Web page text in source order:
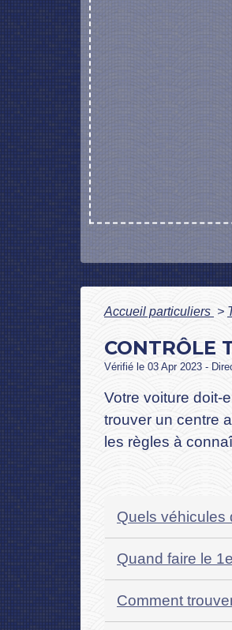
Accueil particuliers >
CONTRÔLE
Vérifié le 03 Apr 2023 -
Votre voiture doit-
trouver un centre
les règles à
Quels véhicules
Quand faire le
Comment